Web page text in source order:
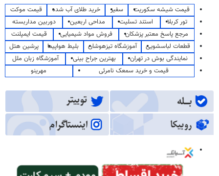
قیمت شیشه سکوریت سفیر خرید طلای آب شده
قیمت موکت
تور کربلا
استند تسلیت مداحی اربعین
دوربین مداربسته
مرجع پاسخ معتبر پزشکان
فروش مواد شیمیایی
قیمت ایمپلنت
قطعات لباسشویی
آموزشگاه تیزهوشان بلیط هواپیما
پرشین هتل
نمایندگی بوش در تهران
بهترین جراح بینی
آموزشگاه زبان ملل
قیمت و خرید سمعک نامرئی
مهرینو